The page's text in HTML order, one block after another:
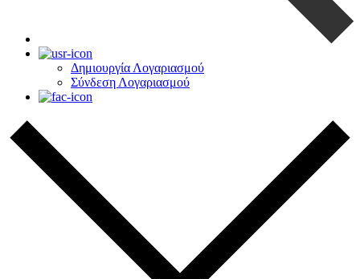
Δημιουργία Λογαριασμού
Σύνδεση Λογαριασμού